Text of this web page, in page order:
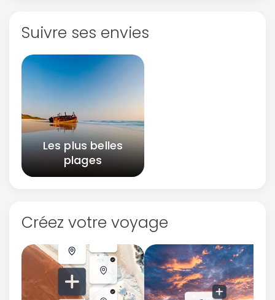
Suivre ses envies
Les plus belles
plages
Créez votre voyage
ou connectez-vous par mail